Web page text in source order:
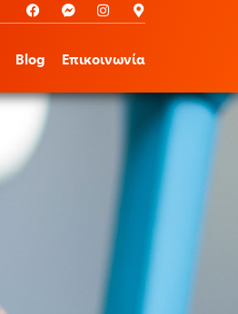
Blog Επικοινωνία